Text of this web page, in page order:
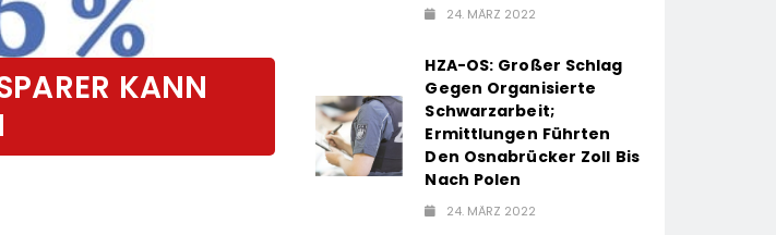
KANN
24. MÄRZ 2022
HZA-OS: Großer Schlag
Gegen Organisierte
Schwarzarbeit;
Ermittlungen Führten
Den Osnabrücker Zoll Bis
Nach Polen
24. MÄRZ 2022